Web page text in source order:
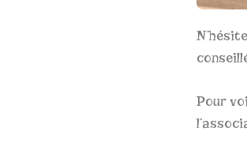
Pour